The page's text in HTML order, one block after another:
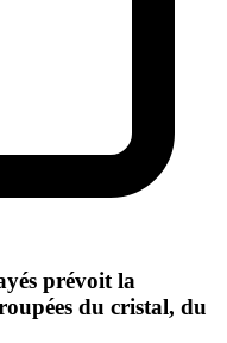
prévoit la
du cristal, du